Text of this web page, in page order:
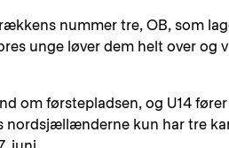
nummer tre, OB, som
unge løver dem helt over og
om førstepladsen, og U14
nordsjællænderne kun har tre